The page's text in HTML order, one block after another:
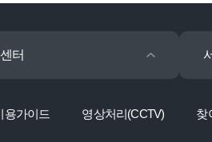
터
용가이드 영상처리(CCTV) 찾